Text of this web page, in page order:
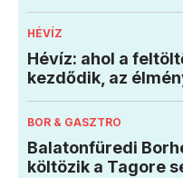
HÉVÍZ
Hévíz: ahol a
kezdődik, az
BOR & GASZTRO
Balatonfüredi
költözik a Tagore